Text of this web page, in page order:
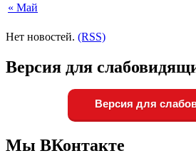
« Май
Нет новостей. (RSS)
Версия для
Версия для
Мы ВКонтакте